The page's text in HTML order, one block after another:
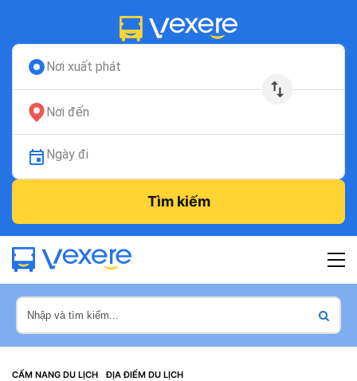
Nơi xuất phát
Nơi đến
Ngày đi
Tìm kiếm
CẨM NANG DU LỊCH ĐỊA ĐIỂM DU LỊCH